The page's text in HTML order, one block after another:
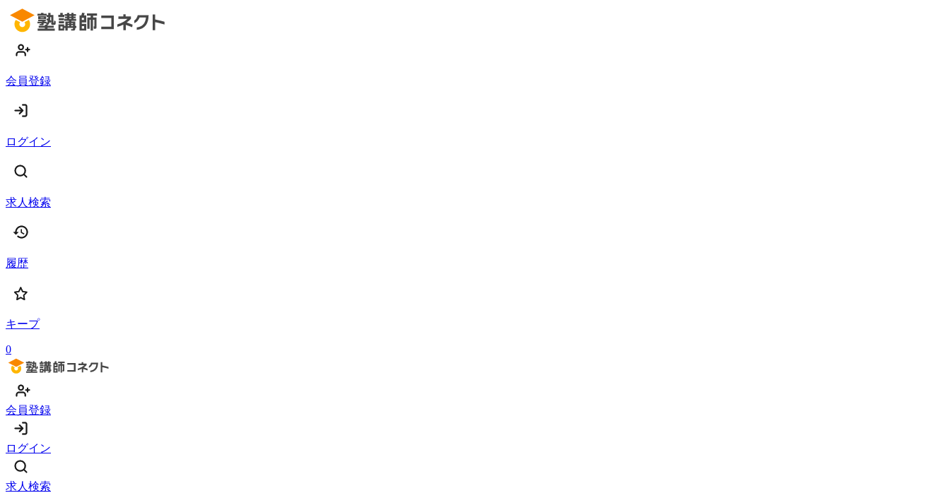
会員登録
ログイン
求人検索
履歴
キープ
0
会員登録
ログイン
求人検索